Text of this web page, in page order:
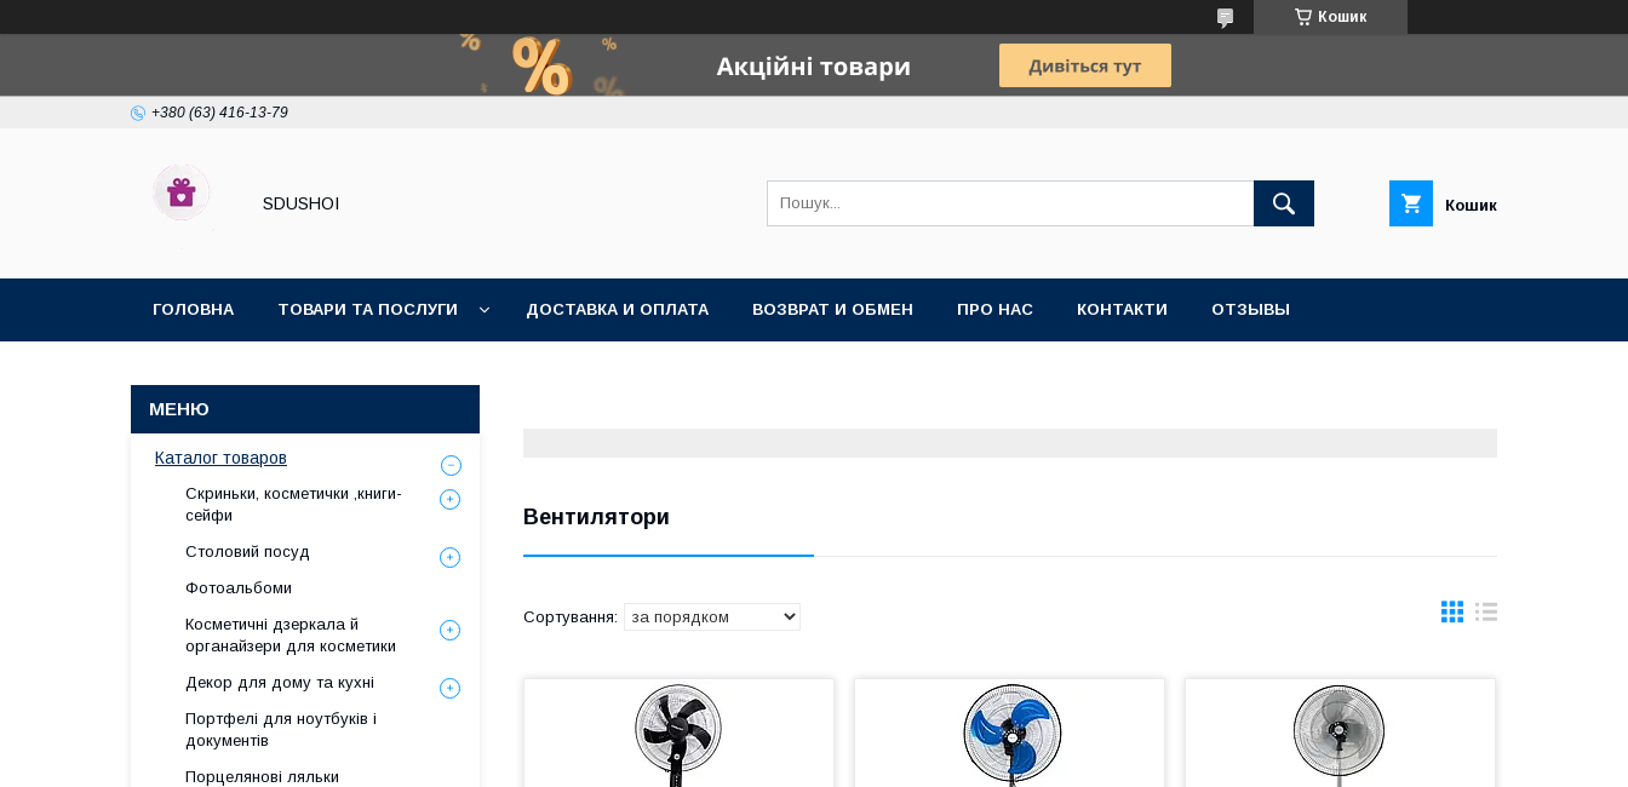
Кошик
+380 (63) 416-13-79
SDUSHOI Кошик
ГОЛОВНА ТОВАРИ ТА ПОСЛУГИ ДОСТАВКА И ОПЛАТА ВОЗВРАТ И ОБМЕН ПРО НАС КОНТАКТИ ОТЗЫВЫ
Вентилятори
Каталог товаров
Скриньки, косметички ,книги-
сейфи
Столовий посуд
Фотоальбоми
Косметичні дзеркала й
органайзери для косметики
Декор для дому та кухні
Портфелі для ноутбуків і
документів
Порцелянові ляльки